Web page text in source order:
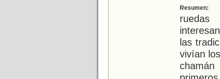
Resumen:
las
vivían
chamán